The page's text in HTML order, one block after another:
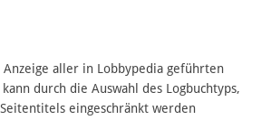
aller in Lobbypedia geführten
durch die Auswahl des Logbuchtyps,
eingeschränkt werden